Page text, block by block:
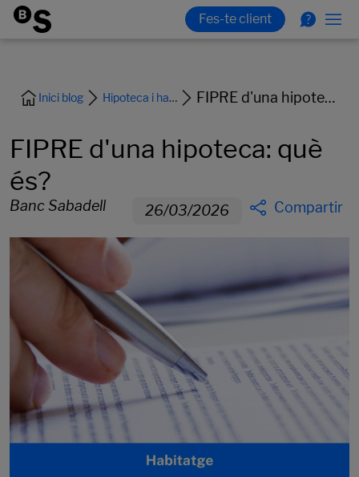
Inici blog Hipoteca i habitatge FIPRE d'una hipoteca: què és?
FIPRE d'una hipoteca: què
és?
Banc Sabadell 26/03/2026 Compartir